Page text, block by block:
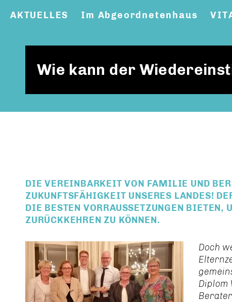
AKTUELLES Im Abgeordnetenhaus
Wie kann der
DIE VEREINBARKEIT VON FAMILIE UND
ZUKUNFTSFÄHIGKEIT UNSERES LANDES!
DIE BESTEN VORRAUSSETZUNGEN
ZURÜCKKEHREN ZU KÖNNEN.
Doch